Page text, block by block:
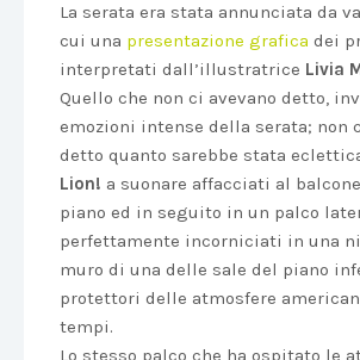
La serata era stata annunciata da
cui una presentazione grafica dei
interpretati dall’illustratrice Livia
Quello che non ci avevano detto,
emozioni intense della serata; non
detto quanto sarebbe stata
Lion! a suonare affacciati al
piano ed in seguito in un palco
perfettamente incorniciati in una
muro di una delle sale del piano
protettori delle atmosfere
tempi.
Lo stesso palco che ha ospitato le